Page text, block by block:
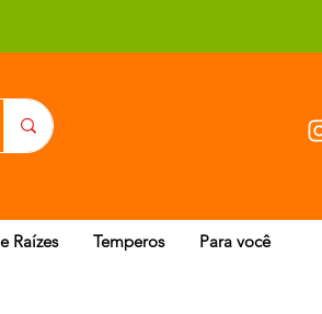
Raízes Temperos Para você